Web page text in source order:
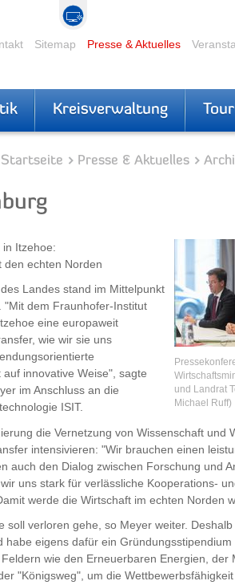
Sitemap Presse & Aktuelles
Kreisverwaltung
Startseite Presse & Aktuelles
und Landrat
Michael Ruff)
Itzehoe:
den echten Norden
Landes stand im Mittelpunkt
dem Fraunhofer-Institut
eine europaweit
wie wir sie uns
innovative Weise", sagte
im Anschluss an die
ISIT.
die Vernetzung von Wissenschaft und
intensivieren: "Wir brauchen einen
auch den Dialog zwischen Forschung und
uns stark für verlässliche Kooperations-
werde die Wirtschaft im echten Norden
verloren gehe, so Meyer weiter.
eigens dafür ein Gründungsstipendium
wie den Erneuerbaren Energien, der
"Königsweg", um die